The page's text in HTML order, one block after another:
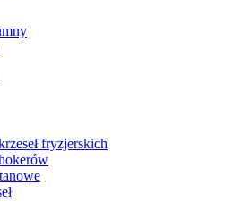
fryzjerskich